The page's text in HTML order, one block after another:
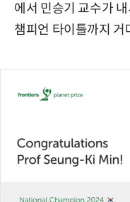
에서 민승기 교수가
챔피언 타이틀까지